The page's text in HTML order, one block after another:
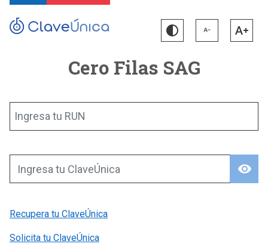
Cero Filas SAG
Ingresa tu RUN
visibility
Ingresa tu ClaveÚnica
Recupera tu ClaveÚnica
Solicita tu ClaveÚnica